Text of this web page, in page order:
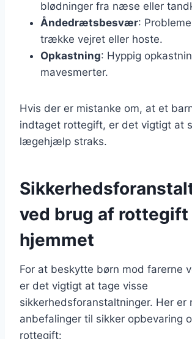
blødninger fra næse eller
Åndedrætsbesvær:
trække vejret eller hoste.
Opkastning: Hyppig
mavesmerter.
Hvis der er mistanke om, at et
indtaget rottegift, er det vigtigt at
lægehjælp straks.
ved brug af rottegift
hjemmet
For at beskytte børn mod farerne
er det vigtigt at tage visse
sikkerhedsforanstaltninger. Her er
anbefalinger til sikker opbevaring
rottegift: